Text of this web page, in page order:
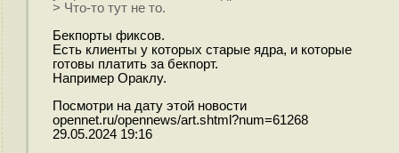
> Что-то тут не то.
Бекпорты фиксов.
Есть клиенты у которых старые ядра, и которые
готовы платить за бекпорт.
Например Ораклу.
Посмотри на дату этой новости
opennet.ru/opennews/art.shtml?num=61268
29.05.2024 19:16